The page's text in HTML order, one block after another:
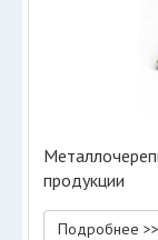
продукции
Подробнее >>